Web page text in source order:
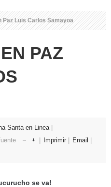
Paz Luis Carlos Samayoa
PAZ
Santa en Linea
Imprimir
Email
se va!